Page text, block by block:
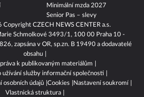
CopyrightCZECH NEWS CENTER a.s.
Schmolkové 3493/1, 100 00 Praha 10 -
zapsána v OR, sp.zn. B 19490 a dodavatelé
obsahu
k publikovaným materiálům
užívání služby informační společnosti
osobních údajů Cookies
Důchody 2027
Minimální mzda 2027
Senior Pas – slevy